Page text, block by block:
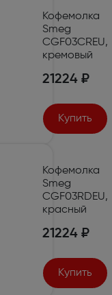
Кофемолка
Smeg
CGF03CREU,
кремовый
21224 ₽
Купить
Кофемолка
Smeg
CGF03RDEU,
красный
21224 ₽
Купить